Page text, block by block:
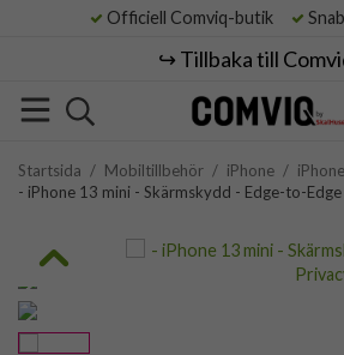
Officiell Comviq-butik
↪️ Tillbaka till
Startsida / Mobiltillbehör / iPhone /
- iPhone 13 mini - Skärmskydd - Edge-to-